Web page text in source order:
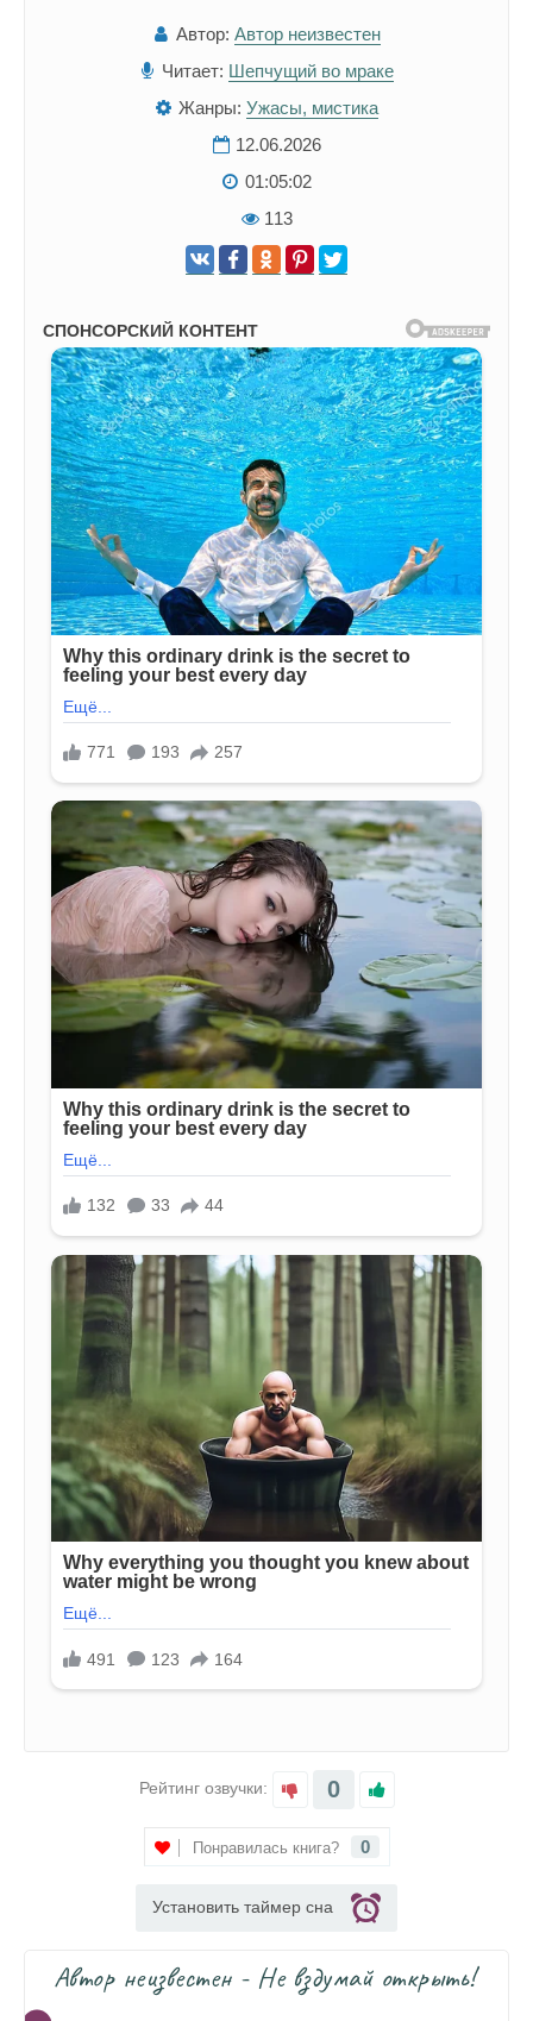
Автор: Автор неизвестен
Читает: Шепчущий во мраке
Жанры: Ужасы, мистика
12.06.2026
01:05:02
113
Рейтинг озвучки: 0
Понравилась книга? 0
Установить таймер сна
Автор неизвестен - Не вздумай открыть!